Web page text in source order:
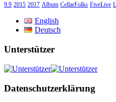
9.9 2015 2017 Album CellarFolks FiveLive
English
Deutsch
Unterstützer
Datenschutzerklärung